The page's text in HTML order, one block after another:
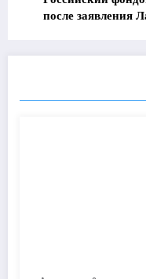
после заявления